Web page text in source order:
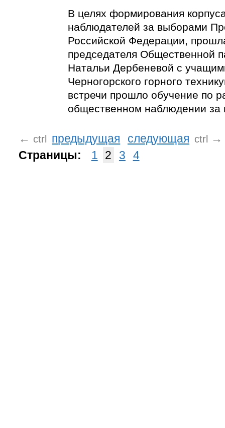
В целях формирования
наблюдателей за выборами
Российской Федерации,
председателя Общественной
Натальи Дербеневой с
Черногорского горного
встречи прошло обучение по
общественном наблюдении за
← ctrl предыдущая следующая ctrl
→
Страницы:
1 2 3 4